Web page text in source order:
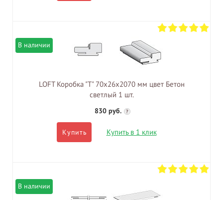
В наличии
LOFT Коробка "Т" 70х26х2070 мм цвет Бетон
светлый 1 шт.
830 руб. ?
Купить Купить в 1 клик
В наличии